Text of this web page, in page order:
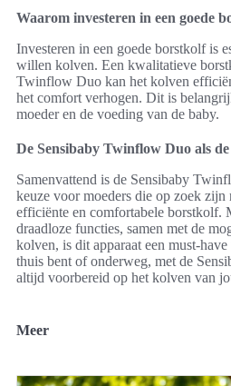
Waarom investeren in een goede
Investeren in een goede borstkolf is
willen kolven. Een kwalitatieve
Twinflow Duo kan het kolven
het comfort verhogen. Dit is
moeder en de voeding van de baby.
De Sensibaby Twinflow Duo als de
Samenvattend is de Sensibaby
keuze voor moeders die op zoek zijn
efficiënte en comfortabele borstkolf.
draadloze functies, samen met de
kolven, is dit apparaat een must-
thuis bent of onderweg, met de
altijd voorbereid op het kolven van
Meer